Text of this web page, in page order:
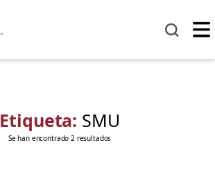
Etiqueta: SMU
Se han encontrado 2 resultados